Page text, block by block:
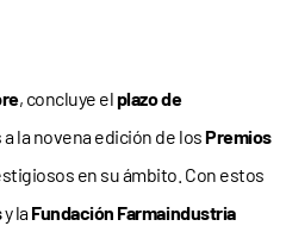
, concluye elplazo de
la novena edición de losPremios
en su ámbito. Con estos
y laFundación Farmaindustria